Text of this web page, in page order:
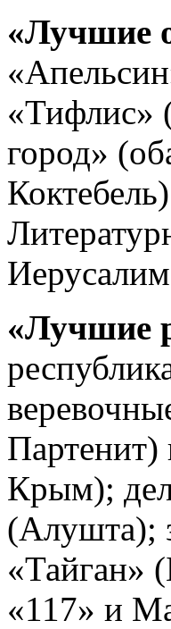
«Лучшие
«Тифлис»
город»
«Лучшие
Партенит)
Крым);
(Алушта);
«Тайган»
«117» и